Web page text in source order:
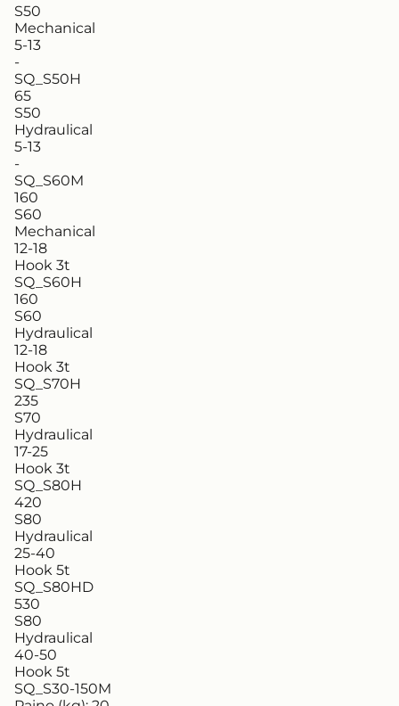
S50
Mechanical
5-13
-
SQ_S50H
65
S50
Hydraulical
5-13
-
SQ_S60M
160
S60
Mechanical
12-18
Hook 3t
SQ_S60H
160
S60
Hydraulical
12-18
Hook 3t
SQ_S70H
235
S70
Hydraulical
17-25
Hook 3t
SQ_S80H
420
S80
Hydraulical
25-40
Hook 5t
SQ_S80HD
530
S80
Hydraulical
40-50
Hook 5t
SQ_S30-150M